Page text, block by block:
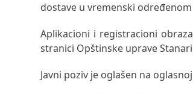
dostave u vremenski
Aplikacioni i registracioni
stranici Opštinske uprave
Javni poziv je oglašen na